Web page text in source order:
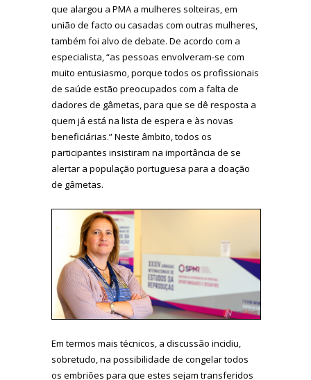
que alargou a PMA a mulheres solteiras, em
união de facto ou casadas com outras mulheres,
também foi alvo de debate. De acordo com a
especialista, “as pessoas envolveram-se com
muito entusiasmo, porque todos os profissionais
de saúde estão preocupados com a falta de
dadores de gâmetas, para que se dê resposta a
quem já está na lista de espera e às novas
beneficiárias.” Neste âmbito, todos os
participantes insistiram na importância de se
alertar a população portuguesa para a doação
de gâmetas.
Em termos mais técnicos, a discussão incidiu,
sobretudo, na possibilidade de congelar todos
os embriões para que estes sejam transferidos